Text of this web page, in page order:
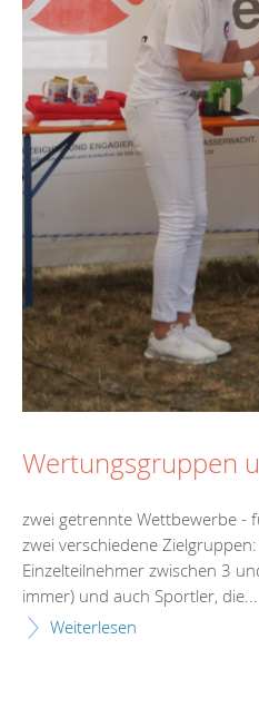
Wertungsgruppen
zwei getrennte Wettbewerbe -
zwei verschiedene
Einzelteilnehmer zwischen 3
immer) und auch Sportler, die...
Weiterlesen